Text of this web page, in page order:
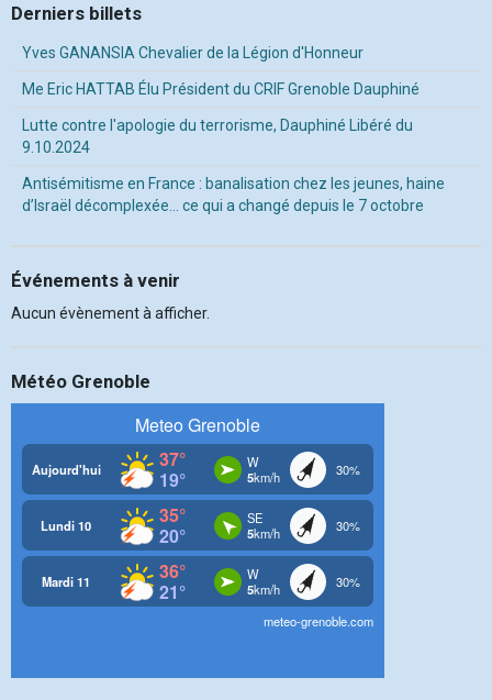
Derniers billets
Yves GANANSIA Chevalier de la Légion d'Honneur
Me Eric HATTAB Élu Président du CRIF Grenoble Dauphiné
Lutte contre l'apologie du terrorisme, Dauphiné Libéré du
9.10.2024
Antisémitisme en France : banalisation chez les jeunes, haine
d’Israël décomplexée… ce qui a changé depuis le 7 octobre
Événements à venir
Aucun évènement à afficher.
Météo Grenoble